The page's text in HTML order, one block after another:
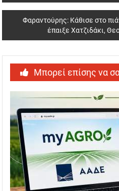
navigation
Φαραντούρης: Κάθισε στο
έπαιξε Χατζιδάκι,
Μπορεί επίσης να